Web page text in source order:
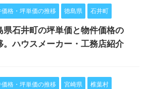
価格・坪単価の推移 徳島県 石井町
県石井町の坪単価と物件価格の
。ハウスメーカー・工務店紹介
価格・坪単価の推移 宮崎県 椎葉村